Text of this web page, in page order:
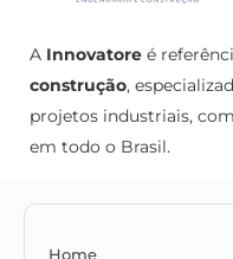
A Innovatore é
construção,
projetos industriais,
em todo o Brasil.
Home